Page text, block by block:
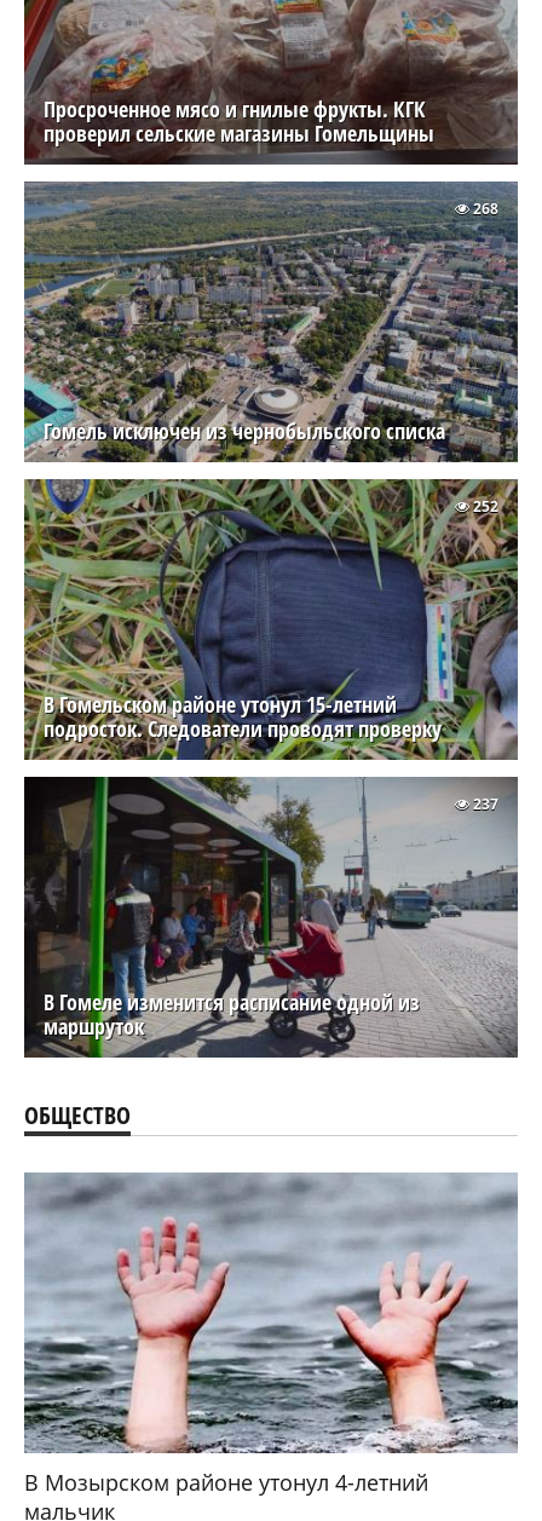
Просроченное мясо и гнилые фрукты. КГК
проверил сельские магазины Гомельщины
Гомель исключен из чернобыльского списка
268
В Гомельском районе утонул 15-летний
подросток. Следователи проводят проверку
252
В Гомеле изменится расписание одной из
маршруток
237
ОБЩЕСТВО
В Мозырском районе утонул 4-летний
мальчик